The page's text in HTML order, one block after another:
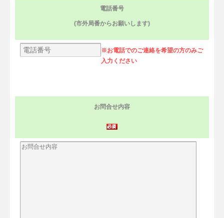
電話番号
(市外局番からお願いします)
※お電話でのご連絡を希望の方のみご
入力ください
お問合せ内容